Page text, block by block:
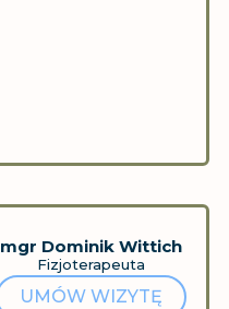
mgr Dominik Wittich
Fizjoterapeuta
UMÓW WIZYTĘ